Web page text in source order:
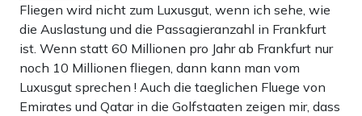
Fliegen wird nicht zum Luxusgut, wenn ich sehe, wie
die Auslastung und die Passagieranzahl in Frankfurt
ist. Wenn statt 60 Millionen pro Jahr ab Frankfurt nur
noch 10 Millionen fliegen, dann kann man vom
Luxusgut sprechen ! Auch die taeglichen Fluege von
Emirates und Qatar in die Golfstaaten zeigen mir, dass